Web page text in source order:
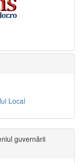
Local
guvernării